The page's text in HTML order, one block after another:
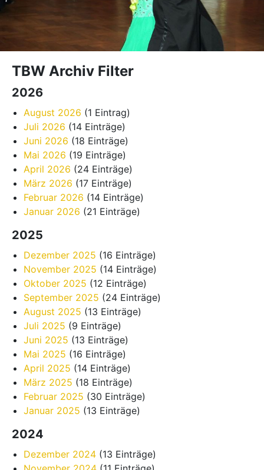
TBW Archiv Filter
2026
August 2026 (1 Eintrag)
Juli 2026 (14 Einträge)
Juni 2026 (18 Einträge)
Mai 2026 (19 Einträge)
April 2026 (24 Einträge)
März 2026 (17 Einträge)
Februar 2026 (14 Einträge)
Januar 2026 (21 Einträge)
2025
Dezember 2025 (16 Einträge)
November 2025 (14 Einträge)
Oktober 2025 (12 Einträge)
September 2025 (24 Einträge)
August 2025 (13 Einträge)
Juli 2025 (9 Einträge)
Juni 2025 (13 Einträge)
Mai 2025 (16 Einträge)
April 2025 (14 Einträge)
März 2025 (18 Einträge)
Februar 2025 (30 Einträge)
Januar 2025 (13 Einträge)
2024
Dezember 2024 (13 Einträge)